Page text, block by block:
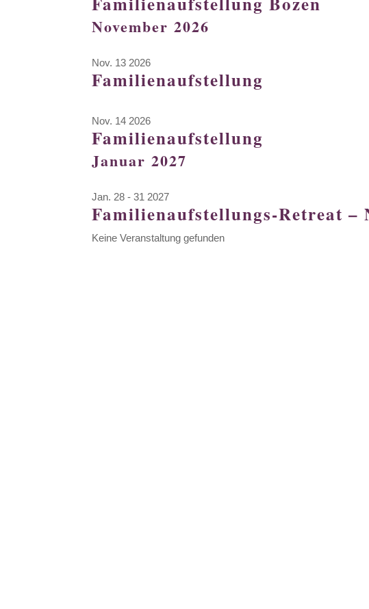
November 2026
Nov. 13 2026
Familienaufstellung
Nov. 14 2026
Familienaufstellung
Januar 2027
Jan. 28 - 31 2027
Familienaufstellungs-Retreat
Keine Veranstaltung gefunden